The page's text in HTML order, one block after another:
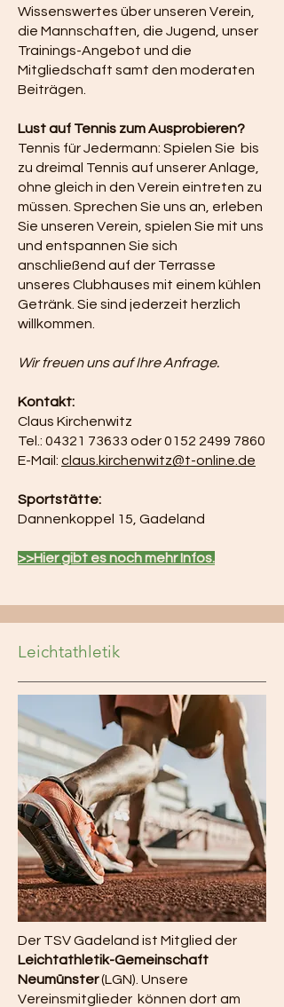
Wissenswertes über unseren Verein,
die Mannschaften, die Jugend, unser
Trainings-Angebot und die
Mitgliedschaft samt den moderaten
Beiträgen.
Lust auf Tennis zum Ausprobieren?
Tennis für Jedermann: Spielen Sie bis
zu dreimal Tennis auf unserer Anlage,
ohne gleich in den Verein eintreten zu
müssen. Sprechen Sie uns an, erleben
Sie unseren Verein, spielen Sie mit uns
und entspannen Sie sich
anschließend auf der Terrasse
unseres Clubhauses mit einem kühlen
Getränk. Sie sind jederzeit herzlich
willkommen.
Wir freuen uns auf Ihre Anfrage.
Kontakt:
Claus Kirchenwitz
Tel.: 04321 73633 oder0152 2499 7860
E-Mail: claus.kirchenwitz@t-online.de
Sportstätte:
Dannenkoppel 15, Gadeland
>>Hier gibt es noch mehr Infos.
Leichtathletik
Der TSV Gadeland ist Mitglied der
Leichtathletik-Gemeinschaft
Neumünster(LGN). Unsere
Vereinsmitglieder können dort am